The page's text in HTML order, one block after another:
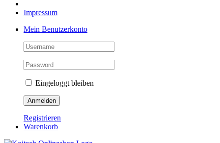
Impressum
Skip
Mein Benutzerkonto
Eingeloggt bleiben
Registrieren
Warenkorb